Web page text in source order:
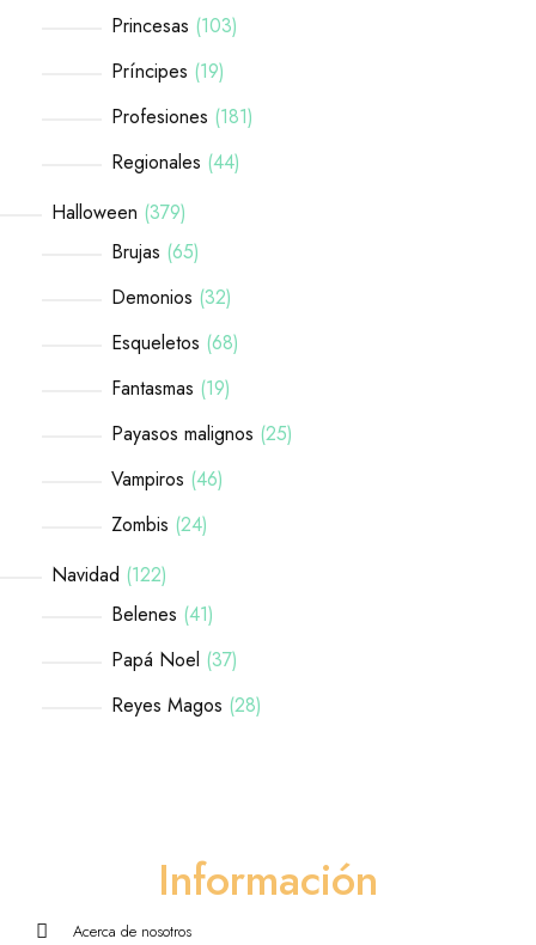
Princesas 103
Príncipes 19
Profesiones 181
Regionales 44
Halloween 379
Brujas 65
Demonios 32
Esqueletos 68
Fantasmas 19
Payasos malignos 25
Vampiros 46
Zombis 24
Navidad 122
Belenes 41
Papá Noel 37
Reyes Magos 28
Información
Acerca de nosotros